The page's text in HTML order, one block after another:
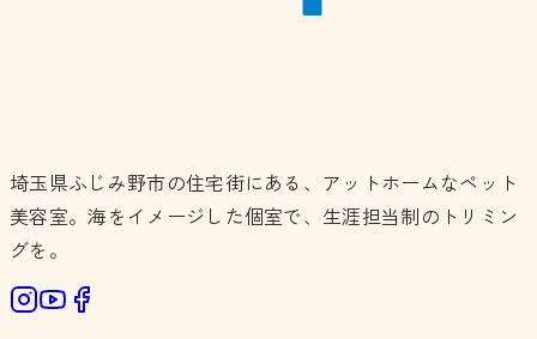
埼玉県ふじみ野市の住宅街にある、アットホームなペット
美容室。海をイメージした個室で、生涯担当制のトリミン
グを。